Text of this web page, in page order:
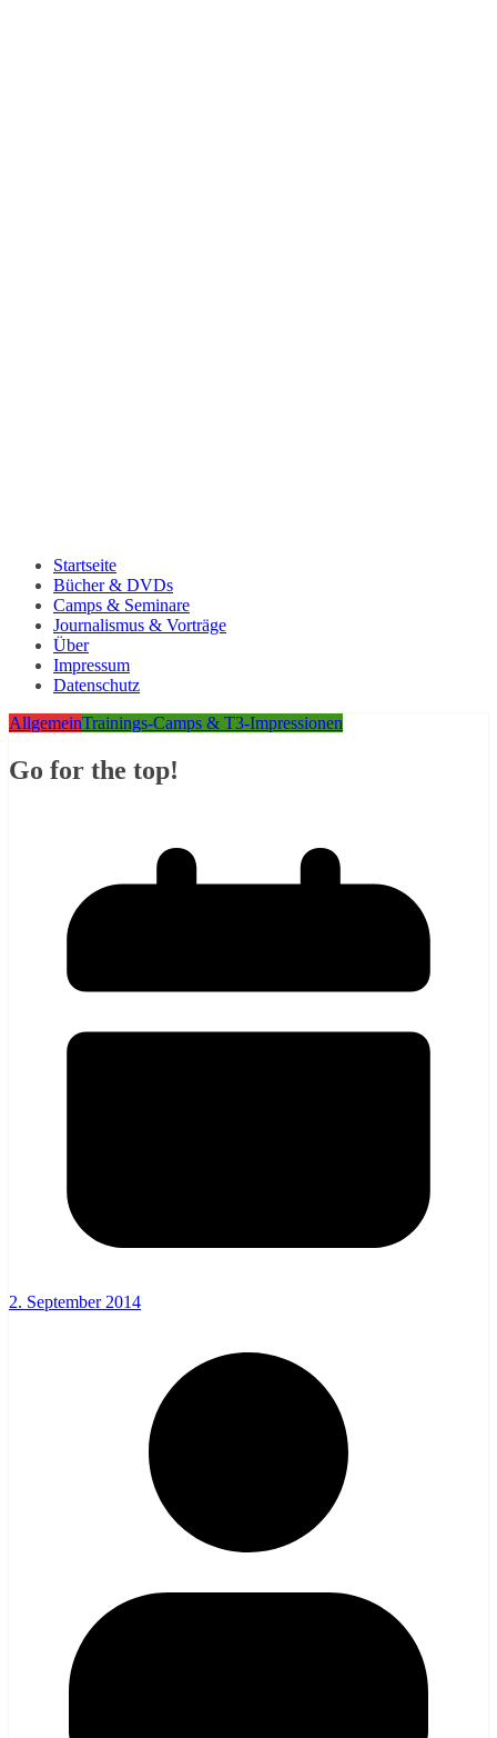
Startseite
Bücher & DVDs
Camps & Seminare
Journalismus & Vorträge
Über
Impressum
Datenschutz
AllgemeinTrainings-Camps & T3-Impressionen
Go for the top!
2. September 2014